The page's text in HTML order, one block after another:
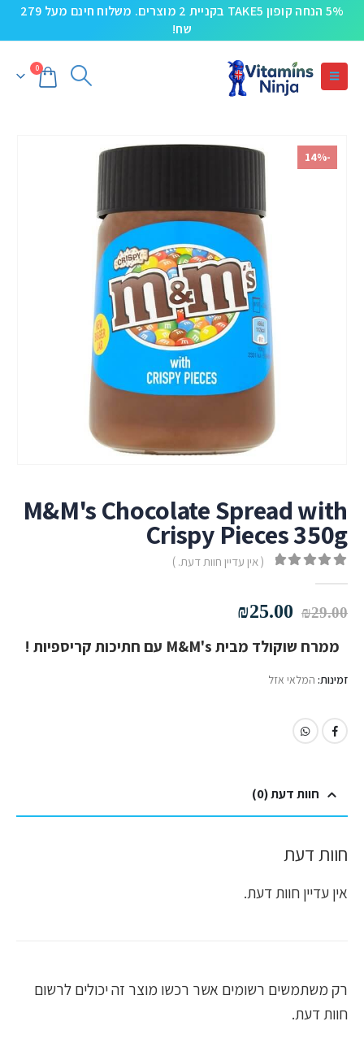
5% הנחה קופון TAKE5 בקניית 2 מוצרים. משלוח חינם מעל 279
שח!
0
-14%
M&M's Chocolate Spread with
Crispy Pieces 350g
( אין עדיין חוות דעת. )
₪29.00
המחיר
היה:
₪25.00
הוא:
ממרח שוקולד מבית M&M's עם חתיכות קריספיות !
זמינות: המלאי אזל
חוות דעת (0)
חוות דעת
אין עדיין חוות דעת.
רק משתמשים רשומים אשר רכשו מוצר זה יכולים לרשום
חוות דעת.